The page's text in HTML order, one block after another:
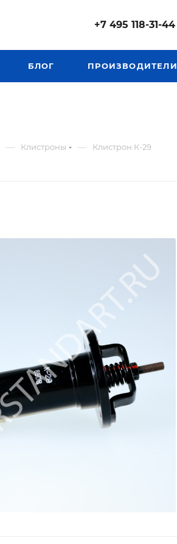
+7 495 118-31-44
БЛОГ ПРОИЗВОДИТЕЛИ
— Клистроны — Клистрон К-29